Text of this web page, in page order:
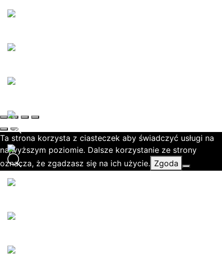
Ta strona korzysta z ciasteczek aby świadczyć usługi na
najwyższym poziomie. Dalsze korzystanie ze strony
oznacza, że zgadzasz się na ich użycie. Zgoda